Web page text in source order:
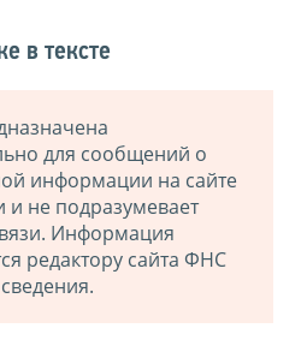
в тексте
для сообщений о
информации на сайте
не подразумевает
Информация
редактору сайта ФНС